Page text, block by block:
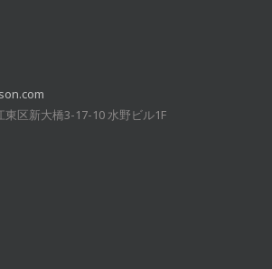
東区新大橋3-17-10 水野ビル1F